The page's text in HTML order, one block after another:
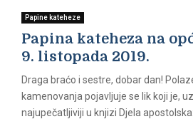
Papine kateheze
Papina kateheza na
9. listopada 2019.
Draga braćo i sestre, dobar dan!
kamenovanja pojavljuje se lik koji je,
najupečatljiviji u knjizi Djela apostolska: